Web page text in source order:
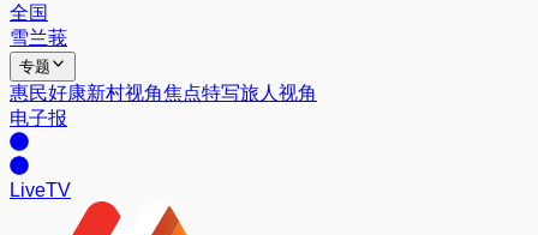
全国
雪兰莪
专题
惠民好康新村视角焦点特写旅人视角
电子报
LiveTV